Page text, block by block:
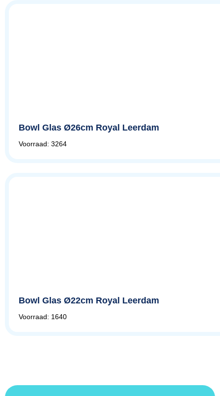
Bowl Glas Ø26cm Royal Leerdam
Voorraad: 3264
Bowl Glas Ø22cm Royal Leerdam
Voorraad: 1640